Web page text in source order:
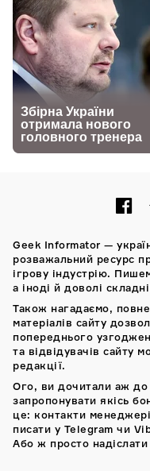
Geek Informator —
розважальний ресурс
ігрову індустрію.
а іноді й доволі
Також нагадаємо,
матеріалів сайту
попереднього
та відвідувачів сайту
редакції.
Ого, ви дочитали аж до
запропонувати якісь
це: контакти
писати у Telegram чи
Або ж просто